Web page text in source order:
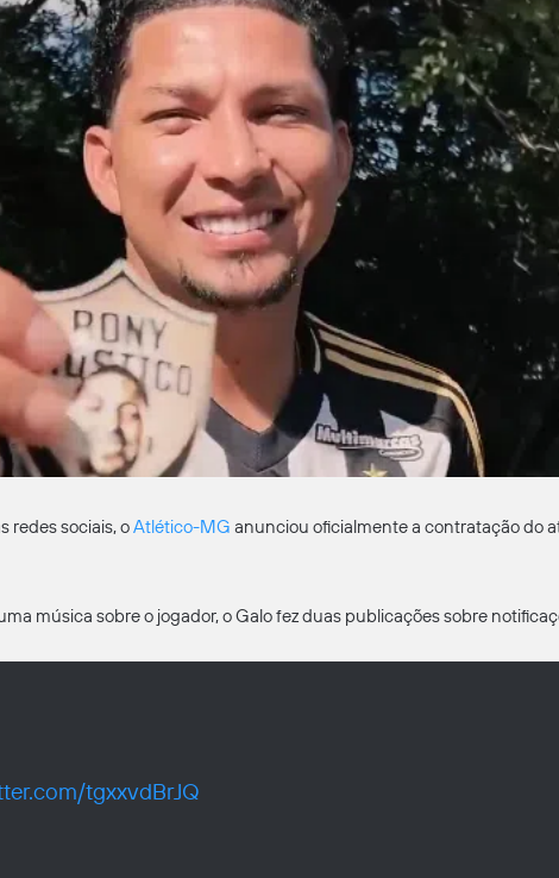
redes sociais, oAtlético-MG anunciou oficialmente a contratação do
música sobre o jogador, o Galo fez duas publicações sobre
tgxxvdBrJQ